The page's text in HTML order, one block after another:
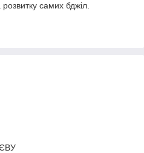
самих бджіл.